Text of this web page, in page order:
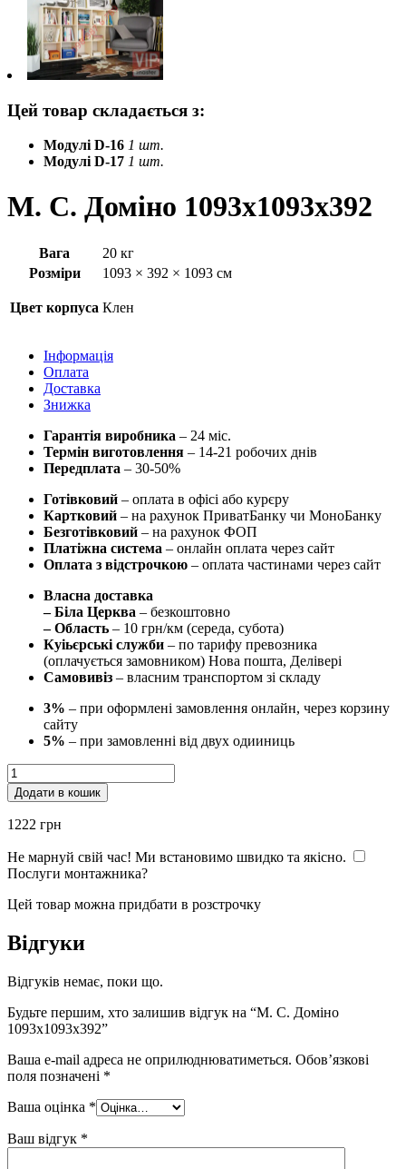
Цей товар складається з:
Модулі D-16 1 шт.
Модулі D-17 1 шт.
М. С. Доміно 1093x1093x392
Вага
20 кг
Розміри
1093 × 392 × 1093 см
Цвет корпуса Клен
Інформація
Оплата
Доставка
Знижка
Гарантія виробника – 24 міс.
Термін виготовлення – 14-21 робочих днів
Передплата – 30-50%
Готівковий – оплата в офісі або курєру
Картковий – на рахунок ПриватБанку чи МоноБанку
Безготівковий – на рахунок ФОП
Платіжна система – онлайн оплата через сайт
Оплата з відстрочкою – оплата частинами через сайт
Власна доставка
– Біла Церква – безкоштовно
– Область – 10 грн/км (середа, субота)
Куіьєрські служби – по тарифу превозника
(оплачується замовником) Нова пошта, Делівері
Самовивіз – власним транспортом зі складу
3% – при оформлені замовлення онлайн, через корзину
сайту
5% – при замовленні від двух одииниць
М.
С.
Доміно
1093x1093x392
кількість
Додати в кошик
1222 грн
Не марнуй свій час! Ми встановимо швидко та якісно.
Послуги монтажника?
Цей товар можна придбати в розстрочку
Відгуки
Відгуків немає, поки що.
Будьте першим, хто залишив відгук на “М. С. Доміно
1093x1093x392”
Ваша e-mail адреса не оприлюднюватиметься. Обов’язкові
поля позначені *
Ваша оцінка *
Ваш відгук *